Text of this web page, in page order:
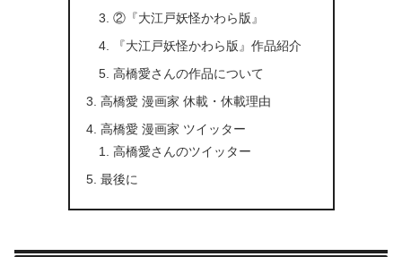
②『大江戸妖怪かわら版』
『大江戸妖怪かわら版』作品紹介
高橋愛さんの作品について
高橋愛 漫画家 休載・休載理由
高橋愛 漫画家 ツイッター
高橋愛さんのツイッター
最後に